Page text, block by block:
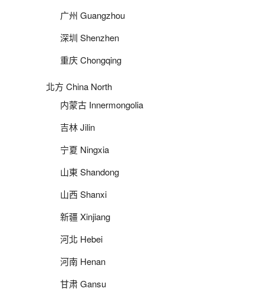
广州 Guangzhou
深圳 Shenzhen
重庆 Chongqing
北方 China North
内蒙古 Innermongolia
吉林 Jilin
宁夏 Ningxia
山東 Shandong
山西 Shanxi
新疆 Xinjiang
河北 Hebei
河南 Henan
甘肃 Gansu